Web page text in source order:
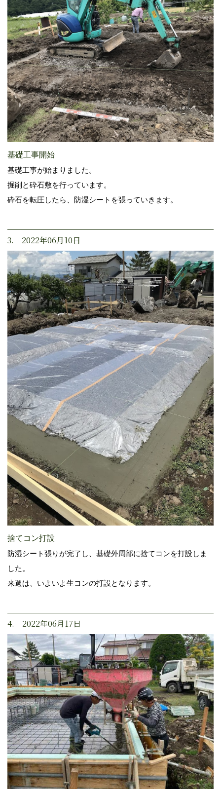
基礎工事開始
基礎工事が始まりました。
掘削と砕石敷を行っています。
砕石を転圧したら、防湿シートを張っていきます。
3. 2022年06月10日
捨てコン打設
防湿シート張りが完了し、基礎外周部に捨てコンを打設しま
した。
来週は、いよいよ生コンの打設となります。
4. 2022年06月17日